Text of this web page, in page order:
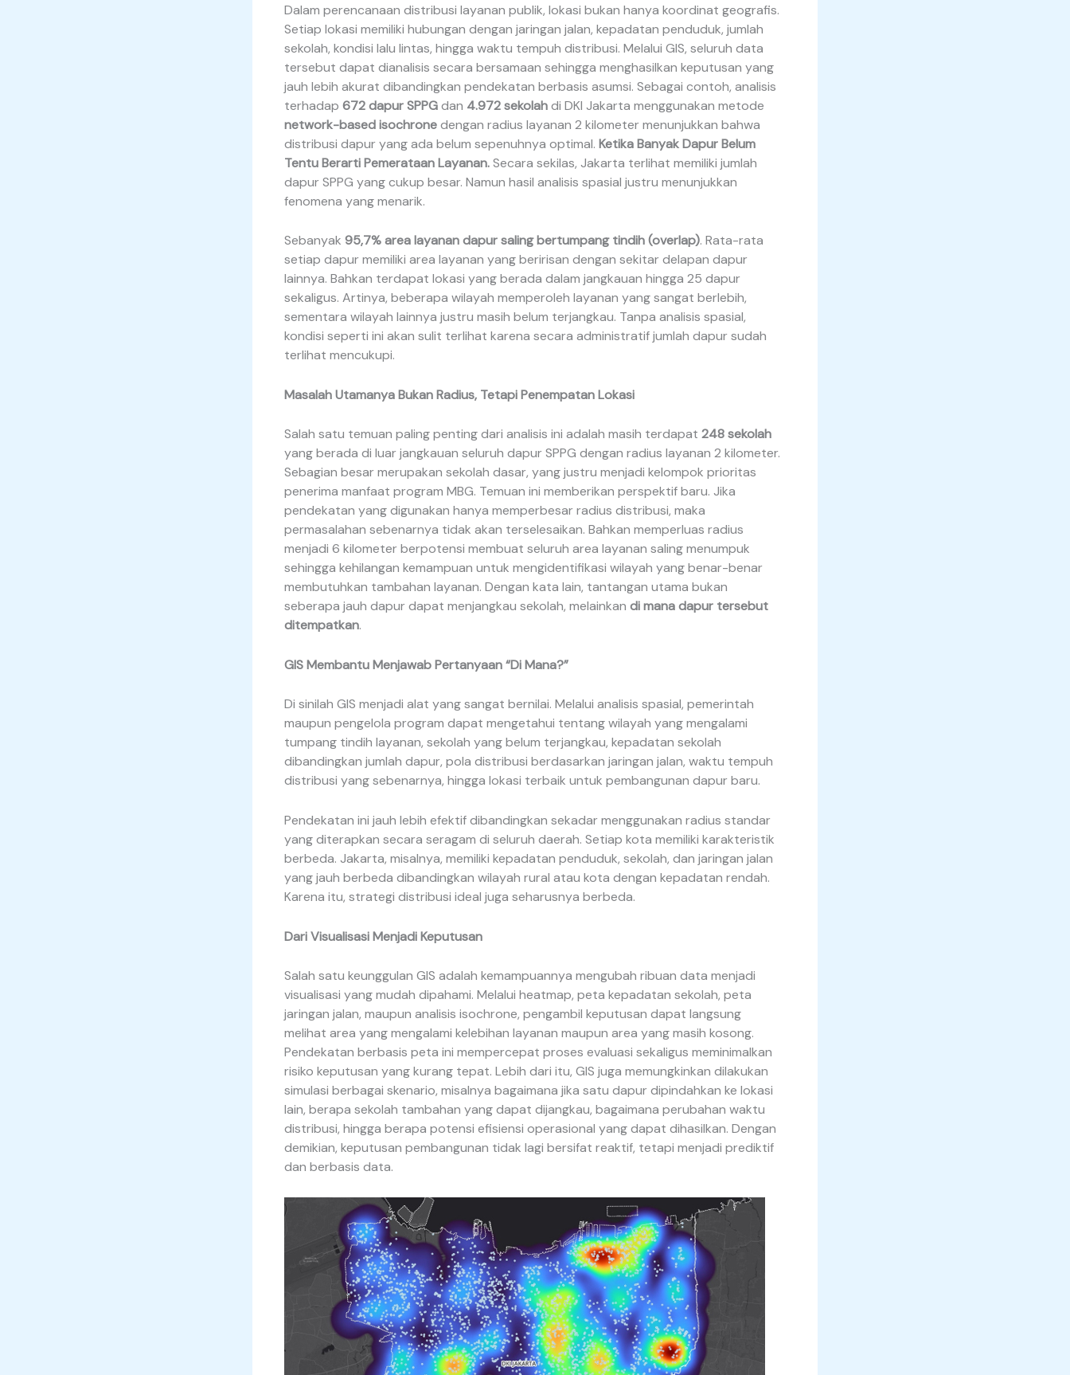
Dalam perencanaan distribusi layanan publik, lokasi bukan hanya koordinat geografis.
Setiap lokasi memiliki hubungan dengan jaringan jalan, kepadatan penduduk, jumlah
sekolah, kondisi lalu lintas, hingga waktu tempuh distribusi. Melalui GIS, seluruh data
tersebut dapat dianalisis secara bersamaan sehingga menghasilkan keputusan yang
jauh lebih akurat dibandingkan pendekatan berbasis asumsi. Sebagai contoh, analisis
terhadap 672 dapur SPPGdan 4.972 sekolahdi DKI Jakarta menggunakan metode
network-based isochronedengan radius layanan 2 kilometer menunjukkan bahwa
distribusi dapur yang ada belum sepenuhnya optimal. Ketika Banyak Dapur Belum
Tentu Berarti Pemerataan Layanan.Secara sekilas, Jakarta terlihat memiliki jumlah
dapur SPPG yang cukup besar. Namun hasil analisis spasial justru menunjukkan
fenomena yang menarik.
Sebanyak 95,7% area layanan dapur saling bertumpang tindih (overlap). Rata-rata
setiap dapur memiliki area layanan yang beririsan dengan sekitar delapan dapur
lainnya. Bahkan terdapat lokasi yang berada dalam jangkauan hingga 25 dapur
sekaligus. Artinya, beberapa wilayah memperoleh layanan yang sangat berlebih,
sementara wilayah lainnya justru masih belum terjangkau. Tanpa analisis spasial,
kondisi seperti ini akan sulit terlihat karena secara administratif jumlah dapur sudah
terlihat mencukupi.
Masalah Utamanya Bukan Radius, Tetapi Penempatan Lokasi
Salah satu temuan paling penting dari analisis ini adalah masih terdapat 248 sekolah
yang berada di luar jangkauan seluruh dapur SPPG dengan radius layanan 2 kilometer.
Sebagian besar merupakan sekolah dasar, yang justru menjadi kelompok prioritas
penerima manfaat program MBG. Temuan ini memberikan perspektif baru. Jika
pendekatan yang digunakan hanya memperbesar radius distribusi, maka
permasalahan sebenarnya tidak akan terselesaikan. Bahkan memperluas radius
menjadi 6 kilometer berpotensi membuat seluruh area layanan saling menumpuk
sehingga kehilangan kemampuan untuk mengidentifikasi wilayah yang benar-benar
membutuhkan tambahan layanan. Dengan kata lain, tantangan utama bukan
seberapa jauh dapur dapat menjangkau sekolah, melainkan di mana dapur tersebut
ditempatkan.
GIS Membantu Menjawab Pertanyaan “Di Mana?”
Di sinilah GIS menjadi alat yang sangat bernilai. Melalui analisis spasial, pemerintah
maupun pengelola program dapat mengetahui tentang wilayah yang mengalami
tumpang tindih layanan, sekolah yang belum terjangkau, kepadatan sekolah
dibandingkan jumlah dapur, pola distribusi berdasarkan jaringan jalan, waktu tempuh
distribusi yang sebenarnya, hingga lokasi terbaik untuk pembangunan dapur baru.
Pendekatan ini jauh lebih efektif dibandingkan sekadar menggunakan radius standar
yang diterapkan secara seragam di seluruh daerah. Setiap kota memiliki karakteristik
berbeda. Jakarta, misalnya, memiliki kepadatan penduduk, sekolah, dan jaringan jalan
yang jauh berbeda dibandingkan wilayah rural atau kota dengan kepadatan rendah.
Karena itu, strategi distribusi ideal juga seharusnya berbeda.
Dari Visualisasi Menjadi Keputusan
Salah satu keunggulan GIS adalah kemampuannya mengubah ribuan data menjadi
visualisasi yang mudah dipahami. Melalui heatmap, peta kepadatan sekolah, peta
jaringan jalan, maupun analisis isochrone, pengambil keputusan dapat langsung
melihat area yang mengalami kelebihan layanan maupun area yang masih kosong.
Pendekatan berbasis peta ini mempercepat proses evaluasi sekaligus meminimalkan
risiko keputusan yang kurang tepat. Lebih dari itu, GIS juga memungkinkan dilakukan
simulasi berbagai skenario, misalnya bagaimana jika satu dapur dipindahkan ke lokasi
lain, berapa sekolah tambahan yang dapat dijangkau, bagaimana perubahan waktu
distribusi, hingga berapa potensi efisiensi operasional yang dapat dihasilkan. Dengan
demikian, keputusan pembangunan tidak lagi bersifat reaktif, tetapi menjadi prediktif
dan berbasis data.